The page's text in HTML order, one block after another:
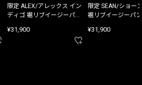
限定 ALEX/アレックス イン
ディゴ 裾リブイージーパン
¥31,900
限定 SEAN/ショー
裾リブイージーパ
¥31,900